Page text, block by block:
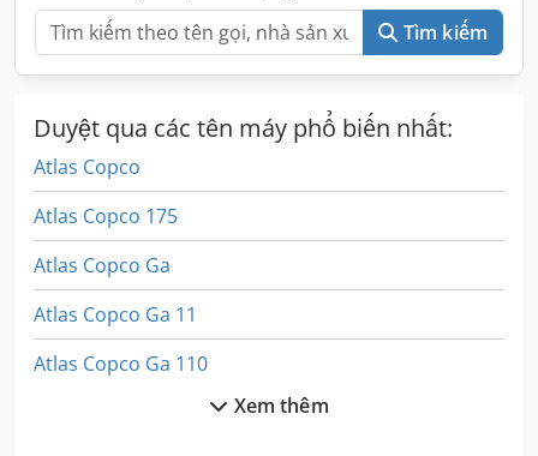
Tìm kiếm
Duyệt qua các tên máy phổ biến nhất:
Atlas Copco
Atlas Copco 175
Atlas Copco Ga
Atlas Copco Ga 11
Atlas Copco Ga 110
Xem thêm